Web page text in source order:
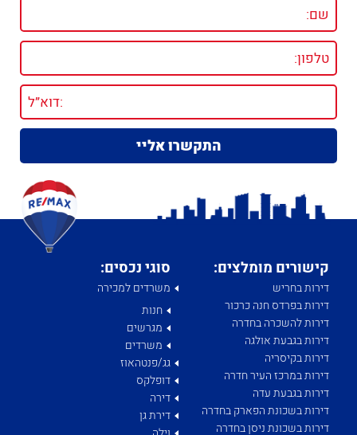
קישורים מומלצים:
דירות בחריש
דירות בפרדס חנה כרכור
דירות להשכרה בחדרה
דירות בגבעת אולגה
דירות בקיסריה
דירות במרכז העיר חדרה
דירות בגבעת עדה
דירות בשכונת הפארק בחדרה
דירות בשכונת ניסן בחדרה
סוגי נכסים:
משרדים למכירה
חנות
מגרשים
משרדים
גג/פנטהאוז
דופלקס
דירה
דירת גן